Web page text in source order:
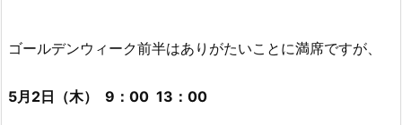
ゴールデンウィーク前半はありがたいことに満席ですが、
5月2日（木） 9：00 13：00